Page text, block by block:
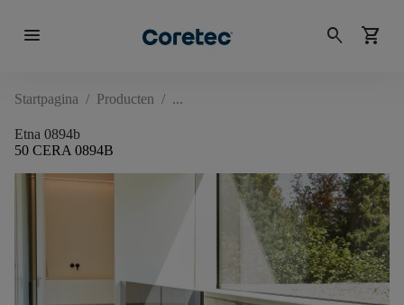
menu search shopping_cart
Startpagina / Producten /
Etna 0894b
50 CERA 0894B